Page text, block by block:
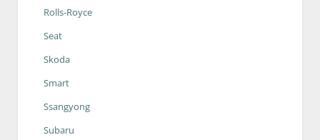
Rolls-Royce
Seat
Skoda
Smart
Ssangyong
Subaru